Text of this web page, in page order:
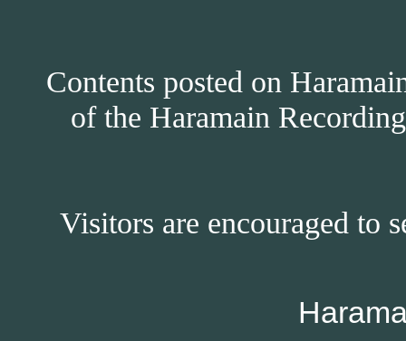
Contents posted on
of the Haramain
Visitors are encouraged to